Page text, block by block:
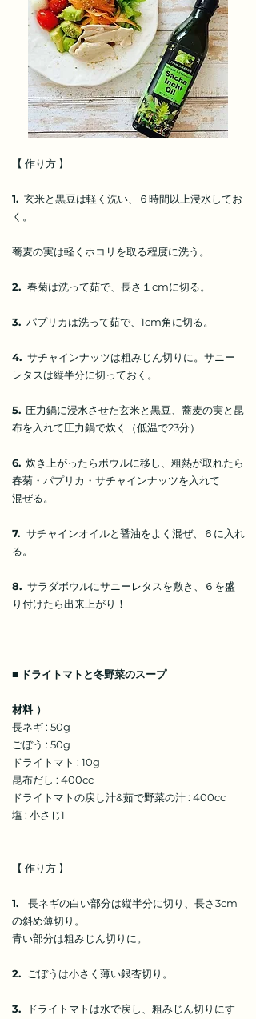
【 作り方 】
1. 玄米と黒豆は軽く洗い、６時間以上浸水してお
く。
蕎麦の実は軽くホコリを取る程度に洗う。
2. 春菊は洗って茹で、長さ１cmに切る。
3. パプリカは洗って茹で、1cm角に切る。
4. サチャインナッツは粗みじん切りに。サニー
レタスは縦半分に切っておく。
5. 圧力鍋に浸水させた玄米と黒豆、蕎麦の実と昆
布を入れて圧力鍋で炊く（低温で23分）
6. 炊き上がったらボウルに移し、粗熱が取れたら
春菊・パプリカ・サチャインナッツを入れて
混ぜる。
7. サチャインオイルと醤油をよく混ぜ、６に入れ
る。
8. サラダボウルにサニーレタスを敷き、６を盛
り付けたら出来上がり！
■ ドライトマトと冬野菜のスープ
材料 ）
長ネギ : 50g
ごぼう : 50g
ドライトマト : 10g
昆布だし : 400cc
ドライトマトの戻し汁&茹で野菜の汁 : 400cc
塩 : 小さじ1
【 作り方 】
1. 長ネギの白い部分は縦半分に切り、長さ3cm
の斜め薄切り。
青い部分は粗みじん切りに。
2. ごぼうは小さく薄い銀杏切り。
3.
ドライトマトは水で戻し、粗みじん切りにす